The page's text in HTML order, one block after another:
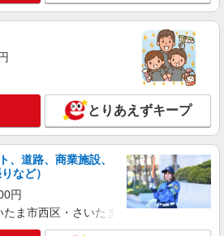
I．D
・販売スタッフ
員：月給201,000円以上 固定残業時間15時
業代20,800円含む 前職のご経験を考慮し
定いたします。 ※超過分別途支給致します
3ヶ月(時給1,100円) ※業務の必要性勤務
考慮し正社員雇用 ※最大6ヶ月まで延長
県桑名市長島町浦安368 三井アウトレット
ャズドリーム長島
詳細を見る
タッフ
バイト・パート：時給1,100円〜1,250円
とりあえずキープ
、道路、商業施設、
など）
円
ま市西区・さいたま市岩槻区・久喜市・